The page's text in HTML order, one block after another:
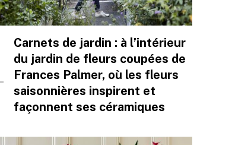
Carnets de jardin : à l’intérieur
du jardin de fleurs coupées de
Frances Palmer, où les fleurs
saisonnières inspirent et
façonnent ses céramiques